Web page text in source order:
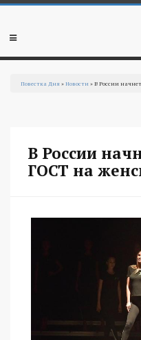
Перейти к основному содержанию
Мобильное
Повестка Дня »Новости » В России
В России
ГОСТ на